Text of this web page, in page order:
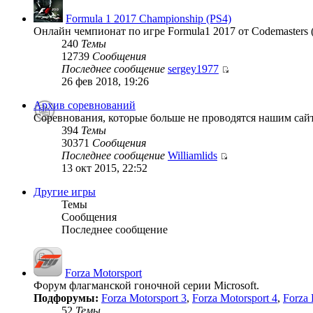
Formula 1 2017 Championship (PS4)
Онлайн чемпионат по игре Formula1 2017 от Codemasters
240 Темы
12739 Сообщения
Последнее сообщение sergey1977
26 фев 2018, 19:26
Архив соревнований
Соревнования, которые больше не проводятся нашим
394 Темы
30371 Сообщения
Последнее сообщение Williamlids
13 окт 2015, 22:52
Другие игры
Темы
Сообщения
Последнее сообщение
Forza Motorsport
Форум флагманской гоночной серии Microsoft.
Подфорумы: Forza Motorsport 3, Forza Motorsport 4, Forza
52 Темы